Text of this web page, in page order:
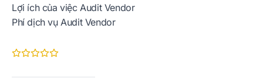
Lợi ích của việc Audit Vendor
Phí dịch vụ Audit Vendor